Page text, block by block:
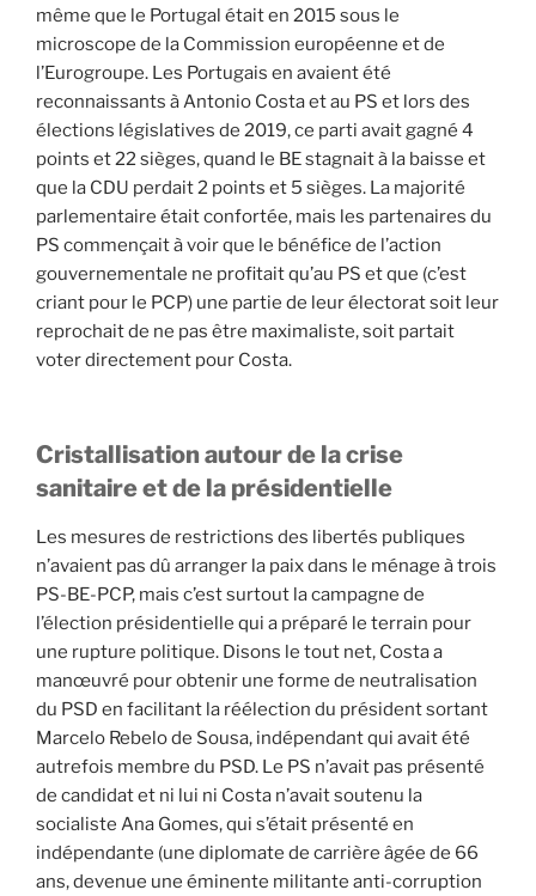
même que le Portugal était en 2015 sous le
microscope de la Commission européenne et de
l’Eurogroupe. Les Portugais en avaient été
reconnaissants à Antonio Costa et au PS et lors des
élections législatives de 2019, ce parti avait gagné 4
points et 22 sièges, quand le BE stagnait à la baisse et
que la CDU perdait 2 points et 5 sièges. La majorité
parlementaire était confortée, mais les partenaires du
PS commençait à voir que le bénéfice de l’action
gouvernementale ne profitait qu’au PS et que (c’est
criant pour le PCP) une partie de leur électorat soit leur
reprochait de ne pas être maximaliste, soit partait
voter directement pour Costa.
Cristallisation autour de la crise
sanitaire et de la présidentielle
Les mesures de restrictions des libertés publiques
n’avaient pas dû arranger la paix dans le ménage à trois
PS-BE-PCP, mais c’est surtout la campagne de
l’élection présidentielle qui a préparé le terrain pour
une rupture politique. Disons le tout net, Costa a
manœuvré pour obtenir une forme de neutralisation
du PSD en facilitant la réélection du président sortant
Marcelo Rebelo de Sousa, indépendant qui avait été
autrefois membre du PSD. Le PS n’avait pas présenté
de candidat et ni lui ni Costa n’avait soutenu la
socialiste Ana Gomes, qui s’était présenté en
indépendante (une diplomate de carrière âgée de 66
ans, devenue une éminente militante anti-corruption